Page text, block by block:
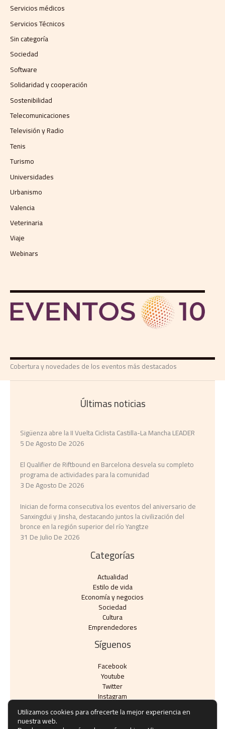
Servicios médicos
Servicios Técnicos
Sin categoría
Sociedad
Software
Solidaridad y cooperación
Sostenibilidad
Telecomunicaciones
Televisión y Radio
Tenis
Turismo
Universidades
Urbanismo
Valencia
Veterinaria
Viaje
Webinars
Cobertura y novedades de los eventos más destacados
Últimas noticias
Sigüenza abre la II Vuelta Ciclista Castilla-La Mancha LEADER
5 De Agosto De 2026
El Qualifier de Riftbound en Barcelona desvela su completo
programa de actividades para la comunidad
3 De Agosto De 2026
Inician de forma consecutiva los eventos del aniversario de
Sanxingdui y Jinsha, destacando juntos la civilización del
bronce en la región superior del río Yangtze
31 De Julio De 2026
Categorías
Actualidad
Estilo de vida
Economía y negocios​
Sociedad
Cultura
Emprendedores
Síguenos
Facebook
Youtube
Twitter
Instagram
Utilizamos cookies para ofrecerte la mejor experiencia en
nuestra web.